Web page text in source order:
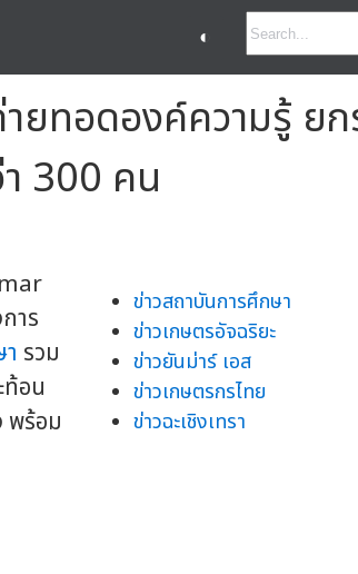
◐
ยทอดองค์ความรู้ ยก
300 คน
าร
รวม
อน
พร้อม
ข่าวสถาบันการศึกษา
ข่าวเกษตรอัจฉริยะ
ข่าวยันม่าร์ เอส
ข่าวเกษตรกรไทย
ข่าวฉะเชิงเทรา